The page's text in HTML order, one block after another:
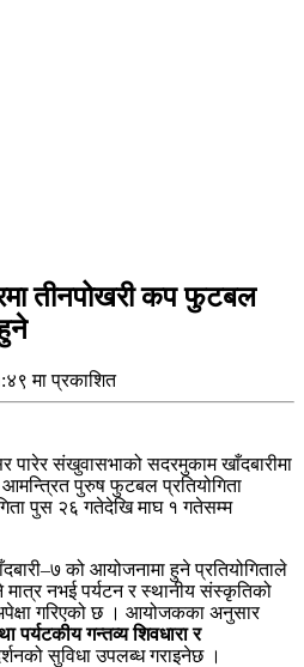
तीनपोखरी कप फुटबल
मा प्रकाशित
पारेर संखुवासभाको सदरमुकाम खाँदबारीमा
पुरुष फुटबल प्रतियोगिता
पुस २६ गतेदेखि माघ १ गतेसम्म
को आयोजनामा हुने प्रतियोगिताले
नभई पर्यटन र स्थानीय संस्कृतिको
अपेक्षा गरिएको छ । आयोजकका अनुसार
पर्यटकीय गन्तव्य शिवधारा र
सुविधा उपलब्ध गराइनेछ ।